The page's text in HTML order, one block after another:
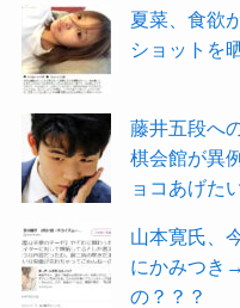
夏菜、食欲
ショットを
藤井五段へ
棋会館が異
ョコあげた
山本寛氏、
にかみつき
の？？？